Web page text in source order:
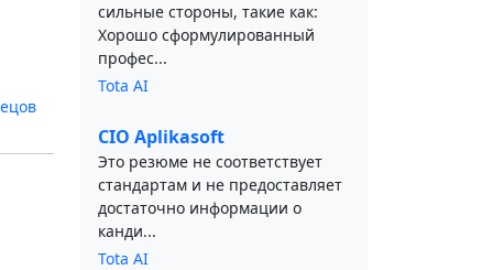
сильные стороны, такие как:
Хорошо сформулированный
профес...
Tota AI
CIO Aplikasoft
Это резюме не соответствует
стандартам и не предоставляет
достаточно информации о
канди...
Tota AI